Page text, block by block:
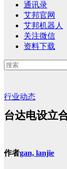
通讯录
艾邦官网
艾邦机器人
关注微信
资料下载
行业动态
台达电设立
作者gan, lanjie